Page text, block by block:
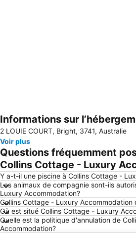
Agrandir la carte
Informations sur
2 LOUIE COURT, Bright, 3741, Australie
Voir plus
Questions fréquemment
Collins Cottage - Luxury
Y a-t-il une piscine à Collins Cottage -
Les animaux de compagnie sont-ils
Luxury Accommodation?
Collins Cottage - Luxury
Où est situé Collins Cottage - Luxury
Quelle est la politique d'annulation de
Accommodation?